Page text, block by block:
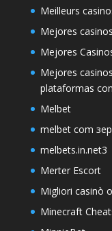
Meilleurs
Mejores
Mejores
Mejores
plataformas
Melbet
melbet com
melbets.in.net3
Merter Escort
Migliori casinò
Minecraft